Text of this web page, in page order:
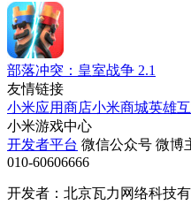
部落冲突：皇室战争 2.1
友情链接
小米应用商店小米商城英雄
小米游戏中心
开发者平台 微信公众号 微博
010-60606666
开发者：北京瓦力网络科技